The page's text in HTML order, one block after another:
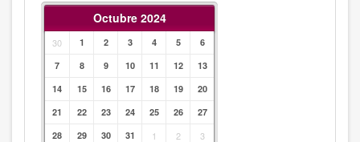
Octubre 2024
30 1 2 3 4 5
6
7
8 9 10 11 12
13
14
15 16 17 18 19
20
21
22 23 24 25 26
27
28
29 30 31 1 2 3